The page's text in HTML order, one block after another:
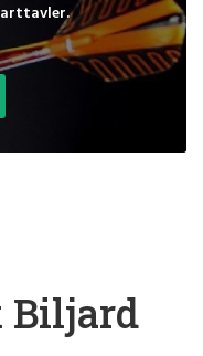
Biljard